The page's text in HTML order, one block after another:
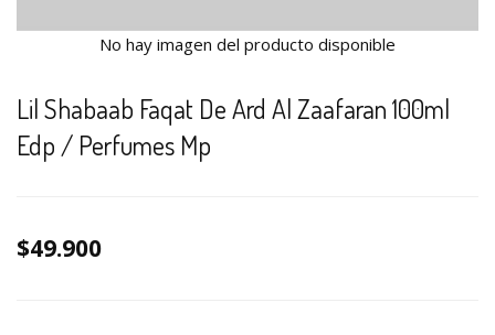
No hay imagen del producto disponible
Lil Shabaab Faqat De Ard Al Zaafaran 100ml
Edp / Perfumes Mp
$49.900